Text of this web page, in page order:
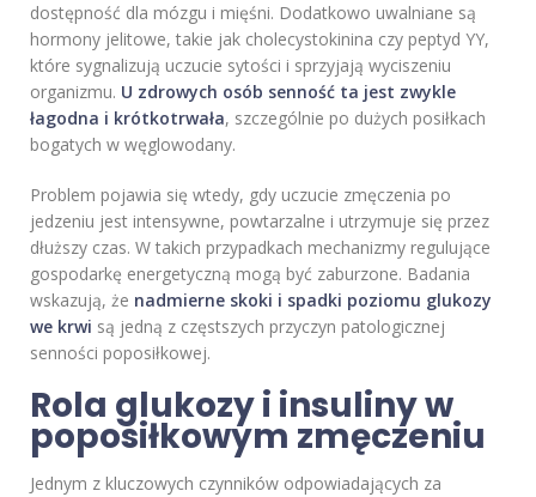
dostępność dla mózgu i mięśni. Dodatkowo uwalniane są
hormony jelitowe, takie jak cholecystokinina czy peptyd YY,
które sygnalizują uczucie sytości i sprzyjają wyciszeniu
organizmu. U zdrowych osób senność ta jest zwykle
łagodna i krótkotrwała, szczególnie po dużych posiłkach
bogatych w węglowodany.
Problem pojawia się wtedy, gdy uczucie zmęczenia po
jedzeniu jest intensywne, powtarzalne i utrzymuje się przez
dłuższy czas. W takich przypadkach mechanizmy regulujące
gospodarkę energetyczną mogą być zaburzone. Badania
wskazują, że nadmierne skoki i spadki poziomu glukozy
we krwi są jedną z częstszych przyczyn patologicznej
senności poposiłkowej.
Rola glukozy i insuliny w
poposiłkowym zmęczeniu
Jednym z kluczowych czynników odpowiadających za